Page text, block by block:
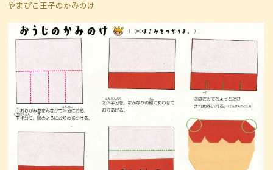
やまびこ王子のかみのけ